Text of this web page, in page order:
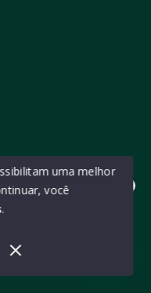
quer mudar de casa?
imobiliária • creci
uma melhor
você
.